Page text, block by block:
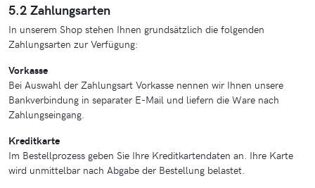
5.2 Zahlungsarten
In unserem Shop stehen Ihnen grundsätzlich die folgenden
Zahlungsarten zur Verfügung:
Vorkasse
Bei Auswahl der Zahlungsart Vorkasse nennen wir Ihnen unsere
Bankverbindung in separater E-Mail und liefern die Ware nach
Zahlungseingang.
Kreditkarte
Im Bestellprozess geben Sie Ihre Kreditkartendaten an. Ihre Karte
wird unmittelbar nach Abgabe der Bestellung belastet.